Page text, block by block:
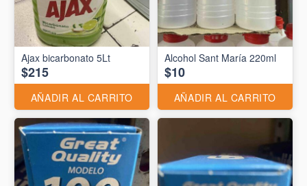
Ajax bicarbonato 5Lt
$215
AÑADIR AL CARRITO
Alcohol Sant María 220ml
$10
AÑADIR AL CARRITO